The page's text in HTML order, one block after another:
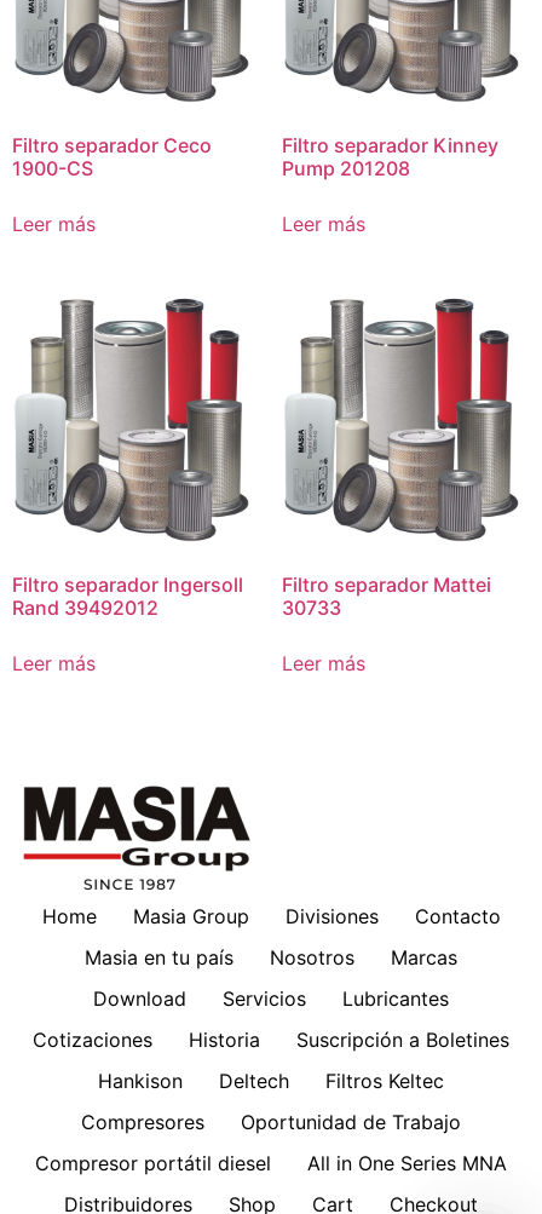
Filtro separador Ceco
1900-CS
Leer más
Filtro separador Kinney
Pump 201208
Leer más
Filtro separador Ingersoll
Rand 39492012
Leer más
Filtro separador Mattei
30733
Leer más
Home Masia Group Divisiones
Contacto
Masia en tu país
Nosotros
Marcas
Download
Servicios
Lubricantes
Cotizaciones
Historia
Suscripción a Boletines
Hankison
Deltech
Filtros Keltec
Compresores
Oportunidad de Trabajo
Compresor portátil diesel
All in One Series MNA
Distribuidores
Shop Cart Checkout